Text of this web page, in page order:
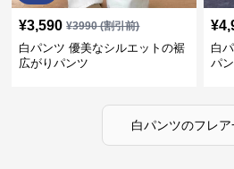
¥3,590 ¥3990(割引前)
白パンツ 優美なシルエットの裾
広がりパンツ
¥
白
パ
白パンツのフレア